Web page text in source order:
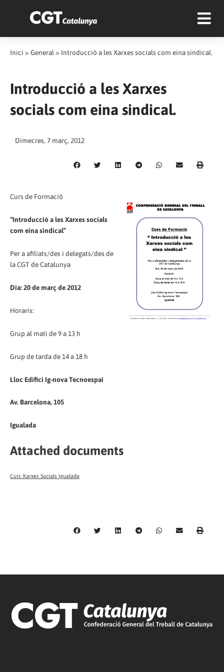
Inici > General > Introducció a les Xarxes socials com eina sindical.
Introducció a les Xarxes
socials com eina sindical.
Dimecres, 7 març, 2012
Curs de Formació
“Introducció a les Xarxes socials
com eina sindical”
Per a afiliats/des i delegats/des de
la CGT de Catalunya
Dia: 20 de març de 2012
Horaris:
Grup al mati de 9 a 13 h
Grup de tarda de 14 a 18 h
Lloc Edifici Ig-nova Tecnoespai
Av. Barcelona, 105
Igualada
Attached documents
Curs Xarxes Socials Igualada